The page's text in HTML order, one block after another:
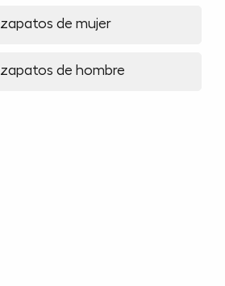
zapatos de mujer
zapatos de hombre